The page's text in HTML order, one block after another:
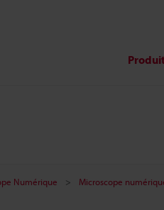
Numérique Microscope